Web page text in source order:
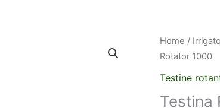
Home /
Rotator 1000
Testine
Testina